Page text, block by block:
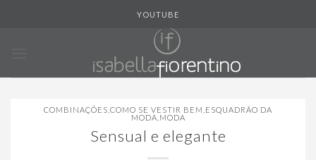
YOUTUBE
COMBINAÇÕES COMO SE VESTIR BEM ESQUADRÃO DA
MODA MODA
Sensual e elegante